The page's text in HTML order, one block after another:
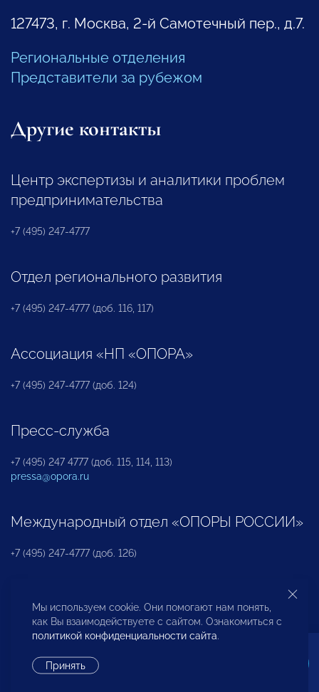
127473, г. Москва, 2-й Самотечный пер., д.7.
Региональные отделения
Представители за рубежом
Другие контакты
Центр экспертизы и аналитики проблем
предпринимательства
+7 (495) 247-4777
Отдел регионального развития
+7 (495) 247-4777 (доб. 116, 117)
Ассоциация «НП «ОПОРА»
+7 (495) 247-4777 (доб. 124)
Пресс-служба
+7 (495) 247 4777 (доб. 115, 114, 113)
pressa@opora.ru
Международный отдел «ОПОРЫ РОССИИ»
+7 (495) 247-4777 (доб. 126)
Бюро по защите прав предпринимателей и
инвесторов
Мы используем cookie. Они помогают нам понять,
как Вы взаимодействуете с сайтом. Ознакомиться с
политикой конфиденциальности сайта.
Принять